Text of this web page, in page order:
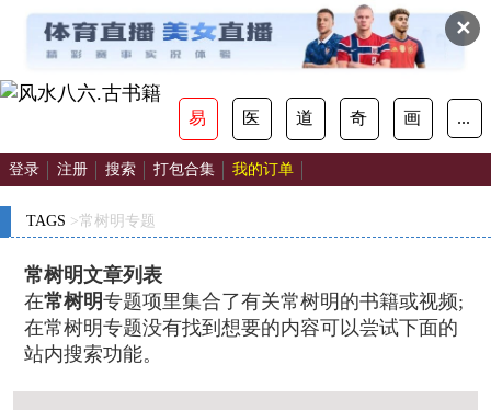
✕
易 医 道 奇 画 ...
登录 注册 搜索 打包合集 我的订单
TAGS >常树明专题
常树明文章列表
在常树明专题项里集合了有关常树明的书籍或视频;
在常树明专题没有找到想要的内容可以尝试下面的
站内搜索功能。